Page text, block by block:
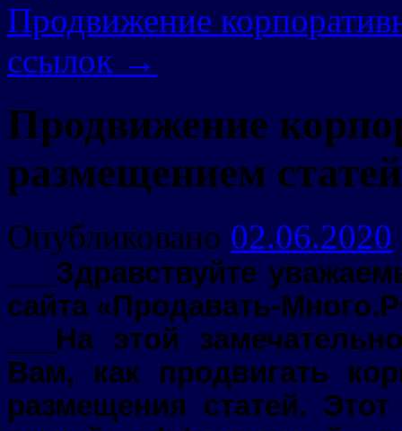
Продвижение
ссылок →
Продвижение
размещением статей
Опубликовано 02.06.2020
___Здравствуйте
сайта «Продавать-
___На этой
Вам, как продвигать
размещения статей.